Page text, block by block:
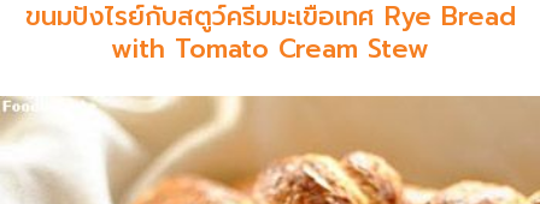
ขนมปังไรย์กับสตูว์ครีมมะเขือเทศ Rye Bread
with Tomato Cream Stew